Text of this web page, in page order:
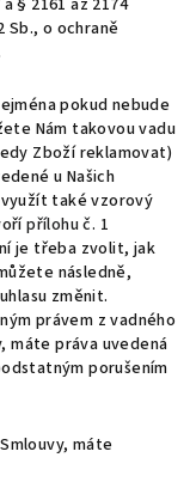
§ 2161 až 2174
Sb., o ochraně
pokud nebude
Nám takovou vadu
Zboží reklamovat)
u Našich
také vzorový
přílohu č. 1
je třeba zvolit, jak
následně,
změnit.
právem z vadného
máte práva uvedená
porušením
máte